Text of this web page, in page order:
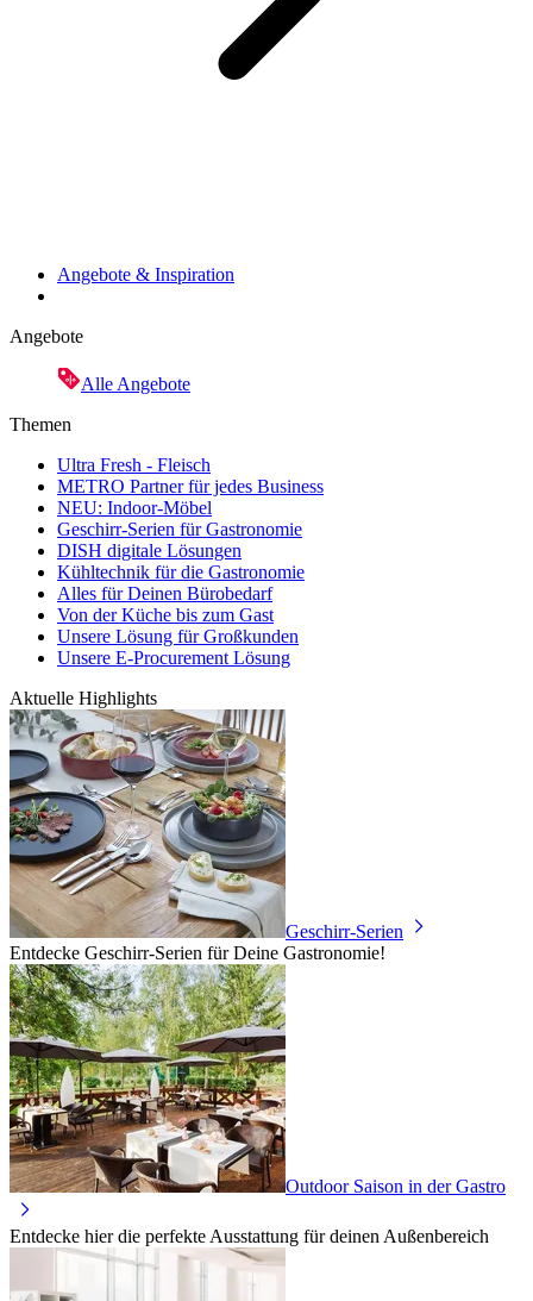
Angebote & Inspiration
Angebote
Alle Angebote
Themen
Ultra Fresh - Fleisch
METRO Partner für jedes Business
NEU: Indoor-Möbel
Geschirr-Serien für Gastronomie
DISH digitale Lösungen
Kühltechnik für die Gastronomie
Alles für Deinen Bürobedarf
Von der Küche bis zum Gast
Unsere Lösung für Großkunden
Unsere E-Procurement Lösung
Aktuelle Highlights
Geschirr-Serien
Entdecke Geschirr-Serien für Deine Gastronomie!
Outdoor Saison in der Gastro
Entdecke hier die perfekte Ausstattung für deinen Außenbereich